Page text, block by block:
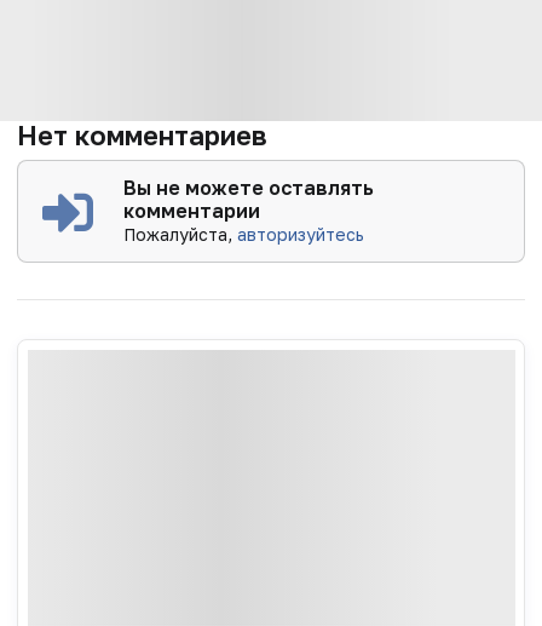
Нет комментариев
Вы не можете оставлять
комментарии
Пожалуйста,авторизуйтесь